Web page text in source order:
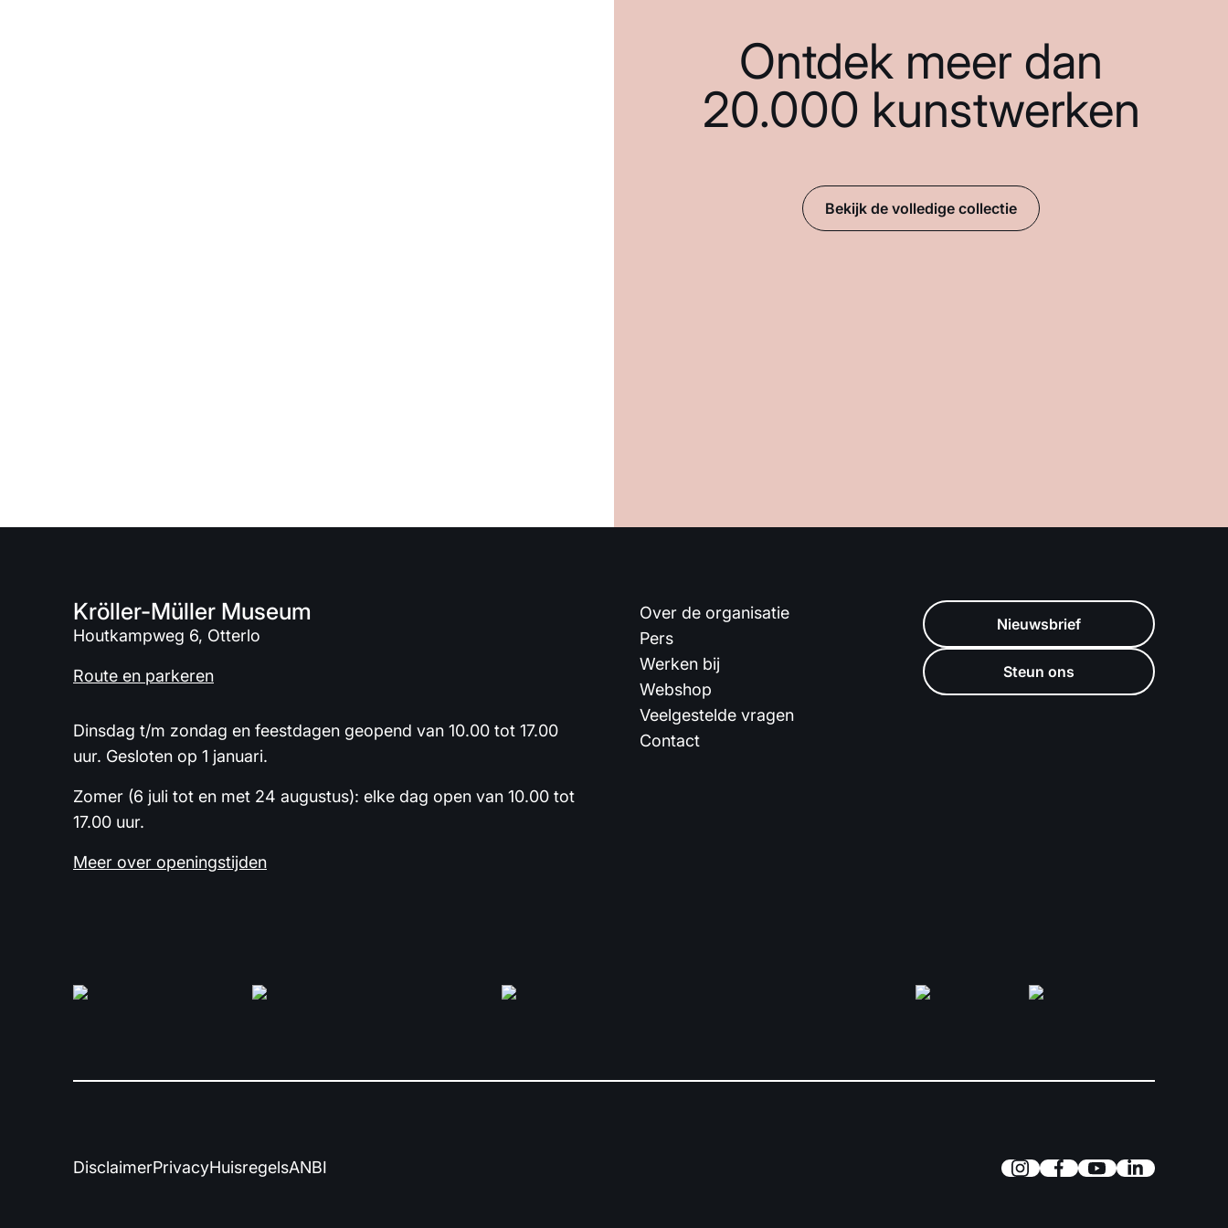
Ontdek meer dan
20.000 kunstwerken
Bekijk de volledige collectie
Kröller-Müller Museum
Houtkampweg 6, Otterlo
Route en parkeren
Dinsdag t/m zondag en feestdagen geopend van 10.00 tot 17.00
uur. Gesloten op 1 januari.
Zomer (6 juli tot en met 24 augustus): elke dag open van 10.00 tot
17.00 uur.
Meer over openingstijden
Over de organisatie
Pers
Werken bij
Webshop
Veelgestelde vragen
Contact
Nieuwsbrief
Steun ons
DisclaimerPrivacyHuisregelsANBI